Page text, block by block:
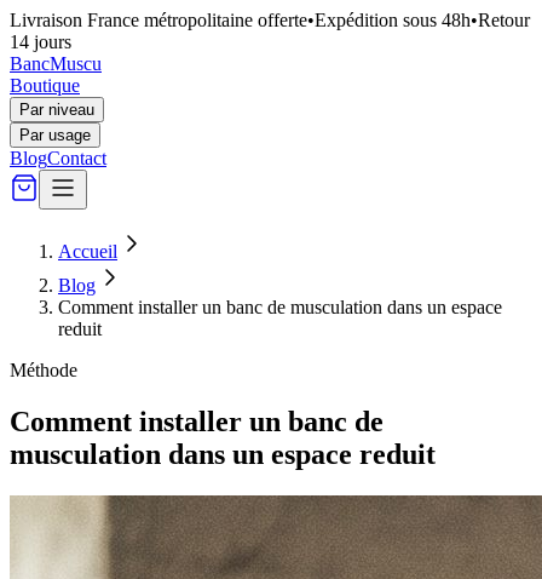
Livraison France métropolitaine offerte•Expédition sous 48h•Retour
14 jours
BancMuscu
Boutique
Par niveau
Par usage
BlogContact
Accueil
Blog
Comment installer un banc de musculation dans un espace
reduit
Méthode
Comment installer un banc de
musculation dans un espace reduit